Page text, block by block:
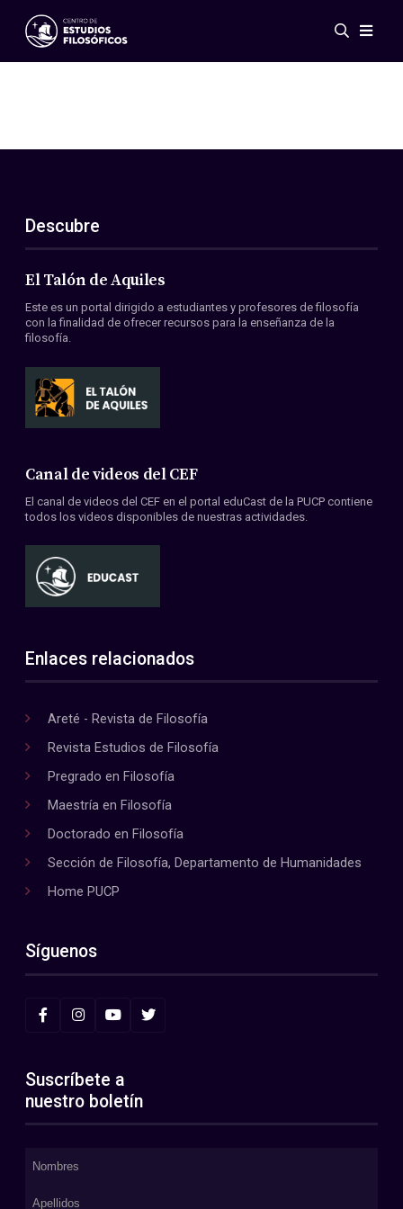
Eventos
ES
EN
Acerca de nosotros
Miembros
Convenios
Descubre
El Talón de Aquiles
Este es un portal dirigido a estudiantes y profesores de filosofía
con la finalidad de ofrecer recursos para la enseñanza de la
filosofía.
Canal de videos del CEF
El canal de videos del CEF en el portal eduCast de la PUCP contiene
todos los videos disponibles de nuestras actividades.
Enlaces relacionados
Areté - Revista de Filosofía
Revista Estudios de Filosofía
Pregrado en Filosofía
Maestría en Filosofía
Doctorado en Filosofía
Sección de Filosofía, Departamento de Humanidades
Home PUCP
Síguenos
Suscríbete a
nuestro boletín